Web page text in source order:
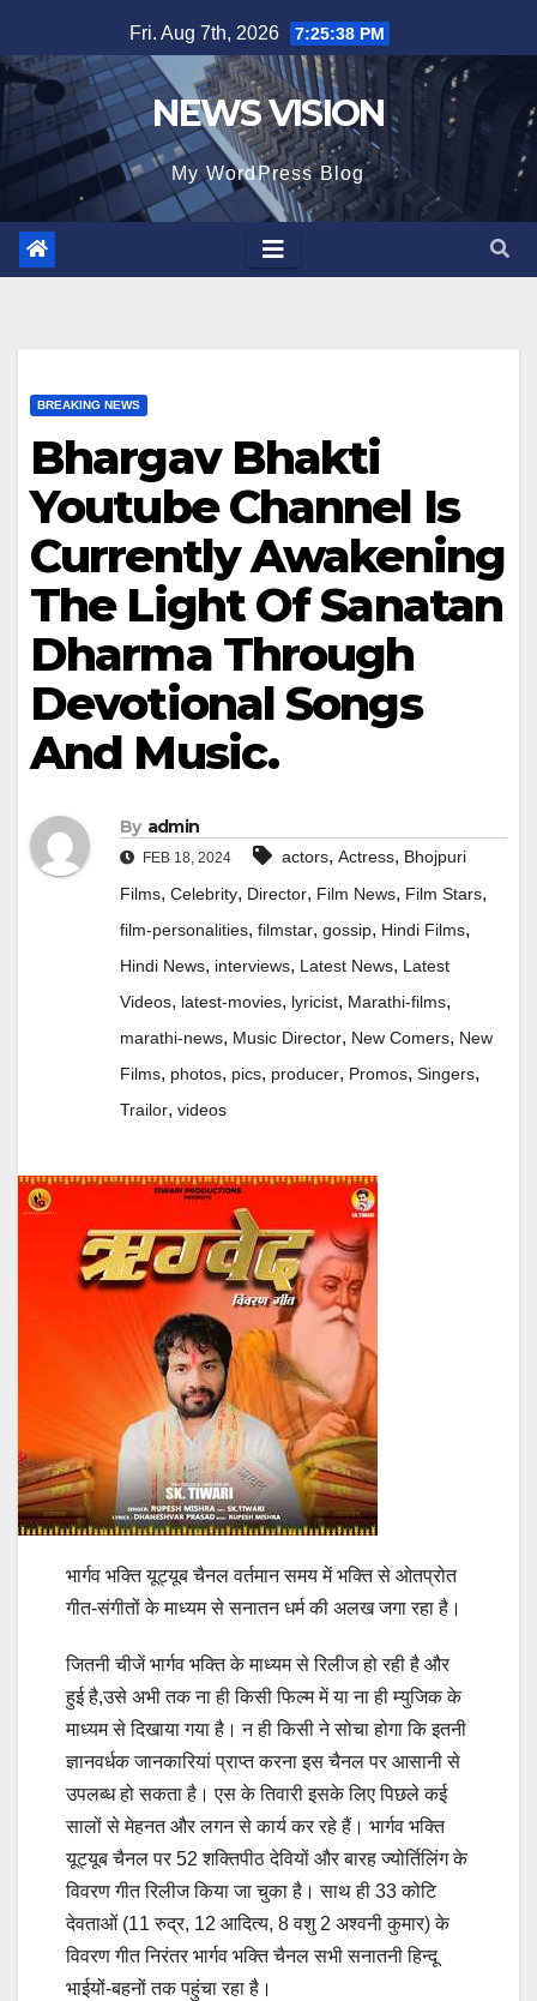
to
content
Fri. Aug 7th, 2026 7:25:40 PM
NEWS VISION
My WordPress Blog
BREAKING NEWS
Bhargav Bhakti
Youtube Channel Is
Currently Awakening
The Light Of Sanatan
Dharma Through
Devotional Songs
And Music.
By admin
FEB 18, 2024 actors, Actress, Bhojpuri
Films, Celebrity, Director, Film News, Film Stars,
film-personalities, filmstar, gossip, Hindi Films,
Hindi News, interviews, Latest News, Latest
Videos, latest-movies, lyricist, Marathi-films,
marathi-news, Music Director, New Comers, New
Films, photos, pics, producer, Promos, Singers,
Trailor, videos
भार्गव भक्ति यूट्यूब चैनल वर्तमान समय में भक्ति से ओतप्रोत
गीत-संगीतों के माध्यम से सनातन धर्म की अलख जगा रहा है।
जितनी चीजें भार्गव भक्ति के माध्यम से रिलीज हो रही है और
हुई है,उसे अभी तक ना ही किसी फिल्म में या ना ही म्युजिक के
माध्यम से दिखाया गया है। न ही किसी ने सोचा होगा कि इतनी
ज्ञानवर्धक जानकारियां प्राप्त करना इस चैनल पर आसानी से
उपलब्ध हो सकता है। एस के तिवारी इसके लिए पिछले कई
सालों से मेहनत और लगन से कार्य कर रहे हैं। भार्गव भक्ति
यूट्यूब चैनल पर 52 शक्तिपीठ देवियों और बारह ज्योर्तिलिंग के
विवरण गीत रिलीज किया जा चुका है। साथ ही 33 कोटि
देवताओं (11 रुद्र, 12 आदित्य, 8 वशु 2 अश्वनी कुमार) के
विवरण गीत निरंतर भार्गव भक्ति चैनल सभी सनातनी हिन्दू
भाईयों-बहनों तक पहुंचा रहा है।